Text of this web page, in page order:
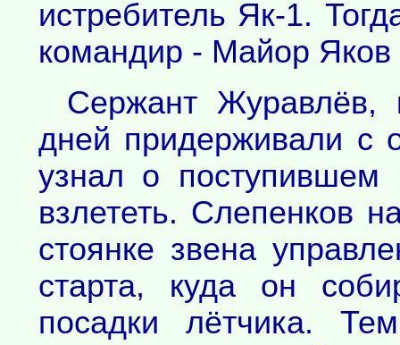
истребитель Як-1.
командир - Майор
Сержант Журавлёв,
дней придерживали с
узнал о
взлететь. Слепенков
стоянке звена
старта, куда он
посадки лётчика.